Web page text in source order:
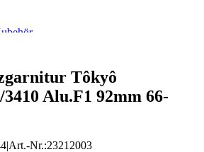
Tôkyô
3410 Alu.F1 92mm 66-
|Art.-Nr.:23212003